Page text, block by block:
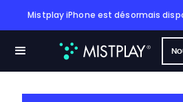
Mistplay iPhone est désormais